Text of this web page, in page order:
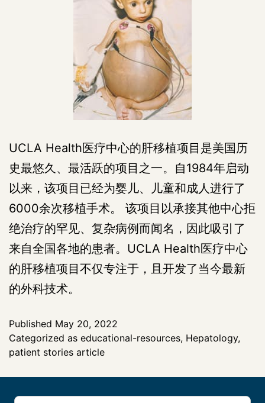
UCLA Health医疗中心的肝移植项目是美国历
史最悠久、最活跃的项目之一。自1984年启动
以来，该项目已经为婴儿、儿童和成人进行了
6000余次移植手术。 该项目以承接其他中心拒
绝治疗的罕见、复杂病例而闻名，因此吸引了
来自全国各地的患者。UCLA Health医疗中心
的肝移植项目不仅专注于，且开发了当今最新
的外科技术。
Published May 20, 2022
Categorized as educational-resources, Hepatology,
patient stories article